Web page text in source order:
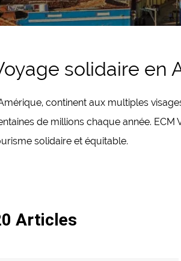
solidaire en
continent aux multiples
de millions chaque année.
solidaire et équitable.
Articles